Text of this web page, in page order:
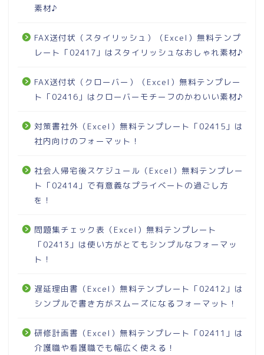
素材♪
FAX送付状（スタイリッシュ）（Excel）無料テンプ
レート「02417」はスタイリッシュなおしゃれ素材♪
FAX送付状（クローバー）（Excel）無料テンプレー
ト「02416」はクローバーモチーフのかわいい素材♪
対策書社外（Excel）無料テンプレート「02415」は
社内向けのフォーマット！
社会人帰宅後スケジュール（Excel）無料テンプレー
ト「02414」で有意義なプライベートの過ごし方
を！
問題集チェック表（Excel）無料テンプレート
「02413」は使い方がとてもシンプルなフォーマッ
ト！
遅延理由書（Excel）無料テンプレート「02412」は
シンプルで書き方がスムーズになるフォーマット！
研修計画書（Excel）無料テンプレート「02411」は
介護職や看護職でも幅広く使える！